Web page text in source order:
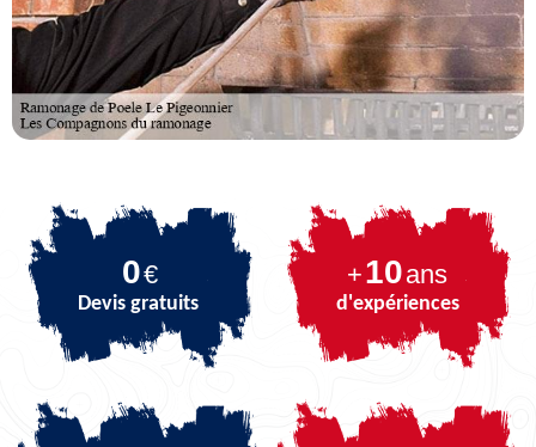
0€
Devis gratuits
+10ans
d'expériences